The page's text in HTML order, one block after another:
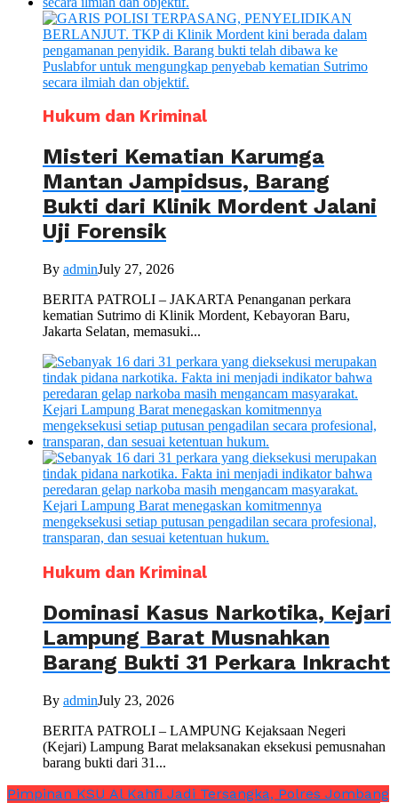
Hukum dan Kriminal
Misteri Kematian Karumga
Mantan Jampidsus, Barang
Bukti dari Klinik Mordent Jalani
Uji Forensik
By adminJuly 27, 2026
BERITA PATROLI – JAKARTA Penanganan perkara
kematian Sutrimo di Klinik Mordent, Kebayoran Baru,
Jakarta Selatan, memasuki...
Hukum dan Kriminal
Dominasi Kasus Narkotika, Kejari
Lampung Barat Musnahkan
Barang Bukti 31 Perkara Inkracht
By adminJuly 23, 2026
BERITA PATROLI – LAMPUNG Kejaksaan Negeri
(Kejari) Lampung Barat melaksanakan eksekusi pemusnahan
barang bukti dari 31...
Pimpinan KSU Al Kahfi Jadi Tersangka, Polres Jombang